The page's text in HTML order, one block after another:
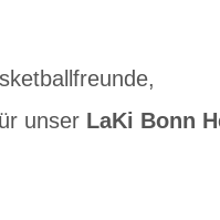
unser LaKi Bonn